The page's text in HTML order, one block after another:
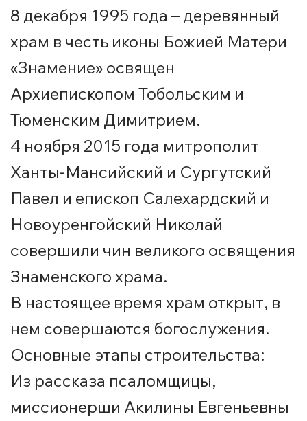
8 декабря 1995 года – деревянный
храм в честь иконы Божией Матери
«Знамение» освящен
Архиепископом Тобольским и
Тюменским Димитрием.
4 ноября 2015 года митрополит
Ханты-Мансийский и Сургутский
Павел и епископ Салехардский и
Новоуренгойский Николай
совершили чин великого освящения
Знаменского храма.
В настоящее время храм открыт, в
нем совершаются богослужения.
Основные этапы строительства:
Из рассказа псаломщицы,
миссионерши Акилины Евгеньевны